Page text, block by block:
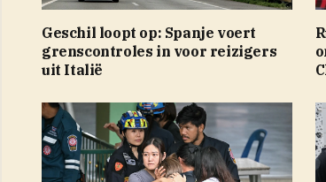
Geschil loopt op: Spanje voert
grenscontroles in voor reizigers
uit Italië